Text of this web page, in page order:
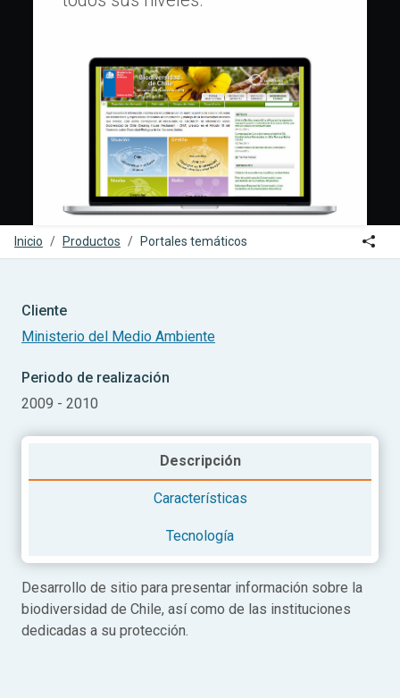
Inicio Productos Portales temáticos
Cliente
Ministerio del Medio Ambiente
Periodo de realización
2009 - 2010
Descripción
Características
Tecnología
Desarrollo de sitio para presentar información sobre la
biodiversidad de Chile, así como de las instituciones
dedicadas a su protección.